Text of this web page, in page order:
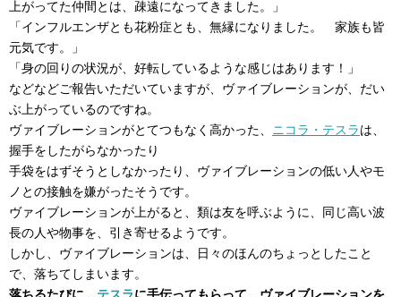
上がってた仲間とは、疎遠になってきました。」
「インフルエンザとも花粉症とも、無縁になりました。 家族も皆
元気です。」
「身の回りの状況が、好転しているような感じはあります！」
などなどご報告いただいていますが、ヴァイブレーションが、だい
ぶ上がっているのですね。
ヴァイブレーションがとてつもなく高かった、 ニコラ・テスラは、
握手をしたがらなかったり
手袋をはずそうとしなかったり、ヴァイブレーションの低い人やモ
ノとの接触を嫌がったそうです。
ヴァイブレーションが上がると、類は友を呼ぶように、同じ高い波
長の人や物事を、引き寄せるようです。
しかし、ヴァイブレーションは、日々のほんのちょっとしたこと
で、落ちてしまいます。
落ちるたびに、 テスラに手伝ってもらって、ヴァイブレーションを